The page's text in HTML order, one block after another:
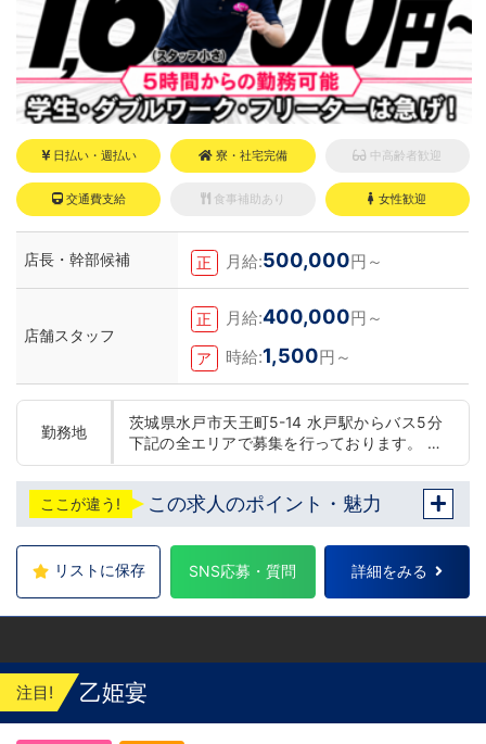
日払い・週払い 寮・社宅完備 中高齢者歓迎
交通費支給 食事補助あり 女性歓迎
店長・幹部候補 正 月給:500,000円～
店舗スタッフ
正 月給:400,000円～
ア 時給:1,500円～
勤務地
茨城県水戸市天王町5-14 水戸駅からバス5分
下記の全エリアで募集を行っております。 東
京 五反田：五反田駅から徒歩2分 池袋：池袋
駅西口から徒歩2分 吉原：三ノ輪駅から徒歩8
分 神奈川 横浜：京急線黄金町駅から徒歩8分
茨城 水戸：水戸駅からバス5分 福岡 福岡：中
洲川端駅から徒歩8分 北海道 札幌：すすきの
駅から徒歩5分 中国・四国 鳥取：米子市皆生
ここが違う! この求人のポイント・魅力
リストに保存 SNS応募・質問 詳細をみる
注目! 乙姫宴